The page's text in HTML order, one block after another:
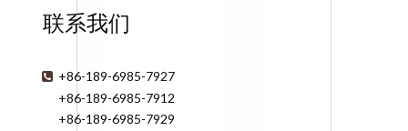
联系我们
 +86-189-6985-7927
+86-189-6985-7912
+86-189-6985-7929